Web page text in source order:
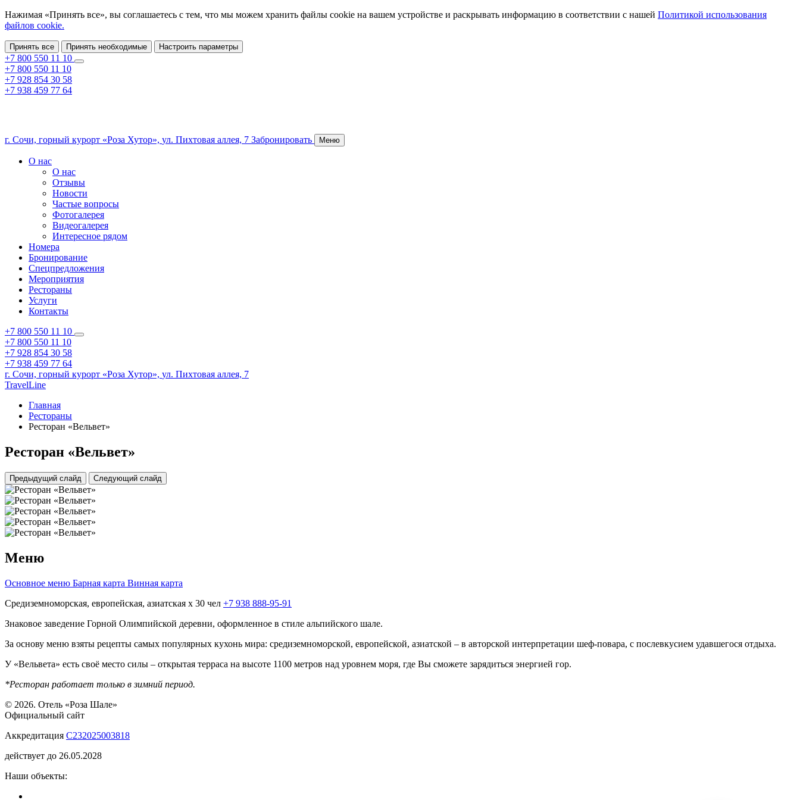
Нажимая «Принять все», вы соглашаетесь с тем, что мы можем хранить файлы cookie на вашем устройстве и раскрывать информацию в соответствии с нашей Политикой использования
файлов cookie.
Принять все Принять необходимые Настроить параметры
+7 800 550 11 10
+7 800 550 11 10
+7 928 854 30 58
+7 938 459 77 64
г. Сочи, горный курорт «Роза Хутор», ул. Пихтовая аллея, 7 Забронировать Меню
О нас
О нас
Отзывы
Новости
Частые вопросы
Фотогалерея
Видеогалерея
Интересное рядом
Номера
Бронирование
Спецпредложения
Мероприятия
Рестораны
Услуги
Контакты
+7 800 550 11 10
+7 800 550 11 10
+7 928 854 30 58
+7 938 459 77 64
г. Сочи, горный курорт «Роза Хутор», ул. Пихтовая аллея, 7
TravelLine
Главная
Рестораны
Ресторан «Вельвет»
Ресторан «Вельвет»
Предыдущий слайд Следующий слайд
Меню
Основное меню Барная карта Винная карта
Средиземноморская, европейская, азиатская x 30 чел +7 938 888-95-91
Знаковое заведение Горной Олимпийской деревни, оформленное в стиле альпийского шале.
За основу меню взяты рецепты самых популярных кухонь мира: средиземноморской, европейской, азиатской – в авторской интерпретации шеф-повара, с послевкусием удавшегося отдыха.
У «Вельвета» есть своё место силы – открытая терраса на высоте 1100 метров над уровнем моря, где Вы сможете зарядиться энергией гор.
*Ресторан работает только в зимний период.
© 2026. Отель «Роза Шале»
Официальный сайт
Аккредитация С232025003818
действует до 26.05.2028
Наши объекты: